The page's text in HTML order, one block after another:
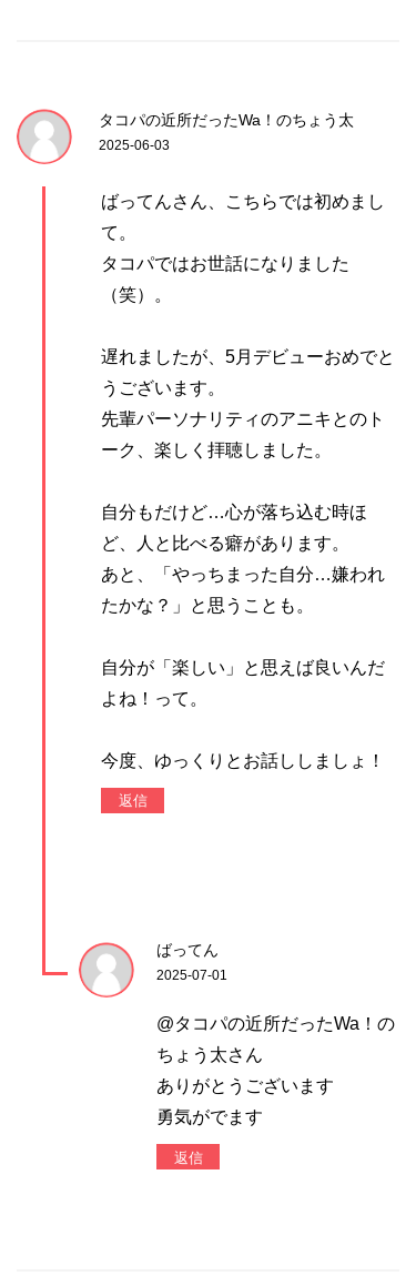
タコパの近所だったWa！のちょう太
2025-06-03
ばってんさん、こちらでは初めまし
て。
タコパではお世話になりました
（笑）。
遅れましたが、5月デビューおめでと
うございます。
先輩パーソナリティのアニキとのト
ーク、楽しく拝聴しました。
自分もだけど…心が落ち込む時ほ
ど、人と比べる癖があります。
あと、「やっちまった自分…嫌われ
たかな？」と思うことも。
自分が「楽しい」と思えば良いんだ
よね！って。
今度、ゆっくりとお話ししましょ！
返信
ばってん
2025-07-01
@タコパの近所だったWa！の
ちょう太さん
ありがとうございます
勇気がでます
返信